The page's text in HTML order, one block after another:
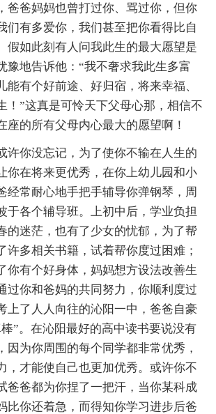
爸爸妈妈也曾打过你、骂过你，但你
们有多爱你，我们甚至把你看得比自
假如此刻有人问我此生的最大愿望是
豫地告诉他：“我不奢求我此生多富
能有个好前途、好归宿，将来幸福、
！”这真是可怜天下父母心那，相信不
座的所有父母内心最大的愿望啊！
许你没忘记，为了使你不输在人生的
你在将来更优秀，在你上幼儿园和小
经常耐心地手把手辅导你弹钢琴，周
于各个辅导班。上初中后，学业负担
的迷茫，也有了少女的忧郁，为了帮
许多相关书籍，试着帮你度过困难；
你有个好身体，妈妈想方设法改善生
过你和爸妈的共同努力，你顺利度过
上了人人向往的沁阳一中，爸爸自豪
”。在沁阳最好的高中读书要说没有
因为你周围的每个同学都非常优秀，
，才能使自己也更加优秀。或许你不
爸爸都为你捏了一把汗，当你某科成
比你还着急，而得知你学习进步后爸